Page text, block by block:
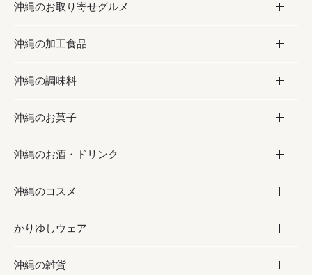
沖縄のお取り寄せグルメ
お取り寄せグルメ
フルーツ・野菜
お肉
海産物
沖縄の加工食品
加工食品
缶詰／パウチ
沖縄料理
沖縄そば／乾麺
レトルト食品
乾物／粉類
沖縄の調味料
調味料
砂糖／黒砂糖
塩
お酢／ドレッシング
しょうゆ
沖縄のお菓子
お菓子
黒糖
ちんすこう
伝統菓子
沖縄のお酒・ドリンク
お酒・ドリンク
泡盛
ビール・チューハイ
沖縄のコスメ
コスメ
スキンケア
かりゆしウェア
かりゆしウェア
沖縄の雑貨